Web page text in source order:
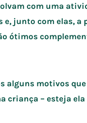
com uma
junto com elas, a
ótimos
alguns motivos
criança – esteja ela